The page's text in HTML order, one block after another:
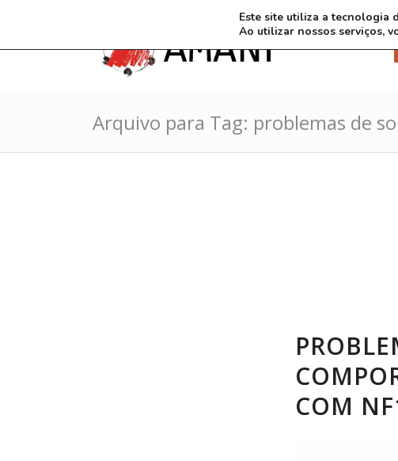
Arquivo para Tag: problemas de
COM
Este site utiliza a tecnologia
Ao utilizar nossos serviços,